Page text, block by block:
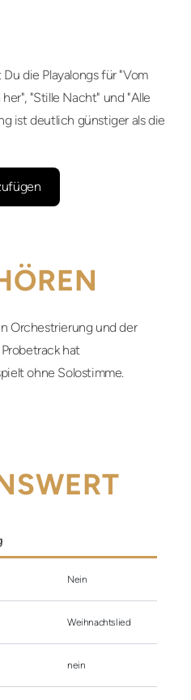
die Playalongs für "Vom
"Stille Nacht" und "Alle
ist deutlich günstiger als die
Orchestrierung und der
hat
ohne Solostimme.
Nein
Weihnachtslied
nein